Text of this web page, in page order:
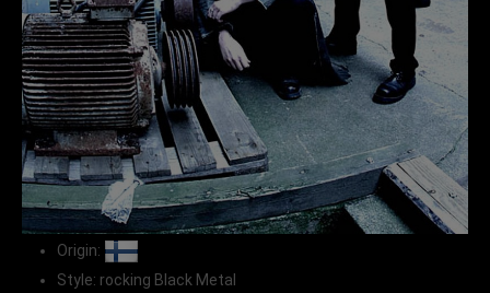
Origin:
Style: rocking Black Metal